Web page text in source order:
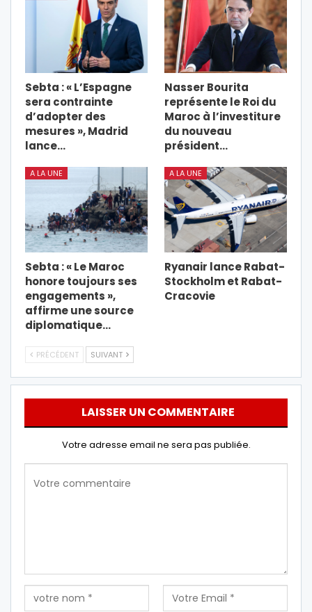
Sebta : « L’Espagne
sera contrainte
d’adopter des
mesures », Madrid
lance…
Nasser Bourita
représente le Roi du
Maroc à l’investiture
du nouveau
président…
A LA UNE
Sebta : « Le Maroc
honore toujours ses
engagements »,
affirme une source
diplomatique…
A LA UNE
Ryanair lance Rabat-
Stockholm et Rabat-
Cracovie
PRÉCÉDENT SUIVANT
LAISSER UN COMMENTAIRE
Votre adresse email ne sera pas publiée.